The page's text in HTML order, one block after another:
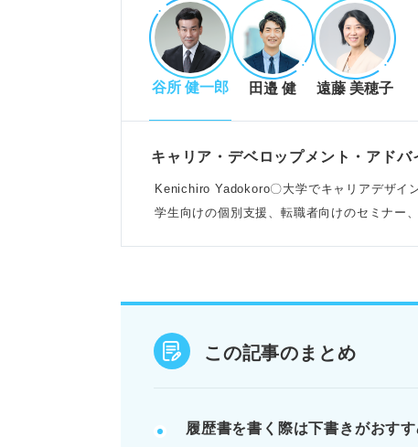
履歴書下書きの正しい準備とステ
集中できる環境を整え、書く内容は
薄いシャープペンと使いやすい消し
薄く書き、内容チェック後、ボー
POINT：清書後は完全に乾かし、
POINT：丁寧な作業は仕事への姿
記事の該当箇所を見る
谷所 健一郎 田邉 健 遠藤 美穂子
キャリア・デベロップメント・アド
Kenichiro Yadokoro〇大学でキャリアデザイ
学生向けの個別支援、転職者向けのセミナー
この記事のまとめ
履歴書を書く際は下書きがおすす